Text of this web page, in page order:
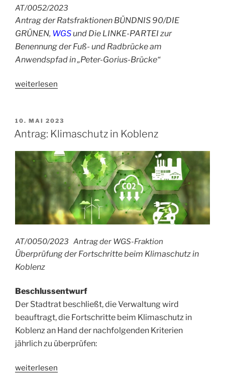
AT/0052/2023
Antrag der Ratsfraktionen BÜNDNIS 90/DIE
GRÜNEN, WGSund Die LINKE-PARTEI zur
Benennung der Fuß- und Radbrücke am
Anwendspfad in „Peter-Gorius-Brücke“
„Antrag:
Brücke“
weiterlesen
VERÖFFENTLICHT
AM
10. MAI 2023
Antrag: Klimaschutz in Koblenz
AT/0050/2023 Antrag der WGS-Fraktion
Überprüfung der Fortschritte beim Klimaschutz in
Koblenz
Beschlussentwurf
Der Stadtrat beschließt, die Verwaltung wird
beauftragt, die Fortschritte beim Klimaschutz in
Koblenz an Hand der nachfolgenden Kriterien
jährlich zu überprüfen:
„Antrag:
weiterlesen